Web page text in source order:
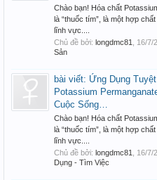
Chào bạn! Hóa chất
là “thuốc tím”, là một hợp
lĩnh vực....
Chủ đề bởi: longdmc81 16/7/
Sản
bài viết: Ứng Dụng
Potassium
Cuộc Sống…
Chào bạn! Hóa chất
là “thuốc tím”, là một hợp
lĩnh vực....
Chủ đề bởi: longdmc81 16/7/
Dụng - Tìm Việc